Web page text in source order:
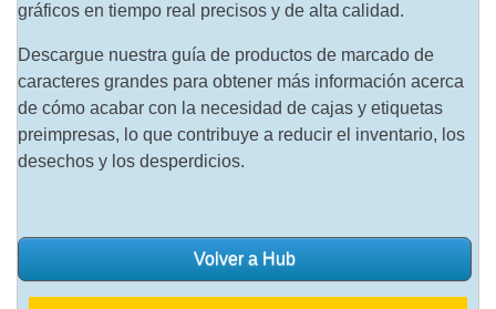
gráficos en tiempo real precisos y de alta calidad.
Descargue nuestra guía de productos de marcado de
caracteres grandes para obtener más información acerca
de cómo acabar con la necesidad de cajas y etiquetas
preimpresas, lo que contribuye a reducir el inventario, los
desechos y los desperdicios.
Volver a Hub